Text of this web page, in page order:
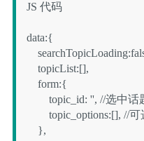
JS 代码
data:{
topicList:[],
form:{
topic_id: '', //选中话
topic_options:[], //可
},